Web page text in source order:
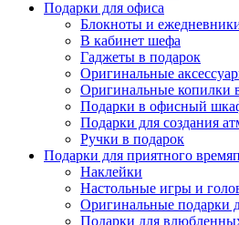
Подарки для офиса
Блокноты и
В кабинет шефа
Гаджеты в подарок
Оригинальные
Оригинальные копилки
Подарки в офисный
Подарки для создания
Ручки в подарок
Подарки для приятного
Наклейки
Настольные игры и
Оригинальные подарки
Подарки для